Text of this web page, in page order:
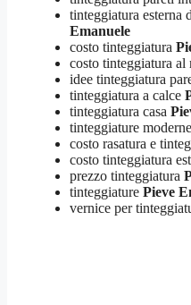
tinteggiatura esterna
Emanuele
costo tinteggiatura
costo tinteggiatura al
idee tinteggiatura
tinteggiatura a calce
tinteggiatura casa
tinteggiature moderne
costo rasatura e
costo tinteggiatura
prezzo tinteggiatura
tinteggiature Pieve
vernice per